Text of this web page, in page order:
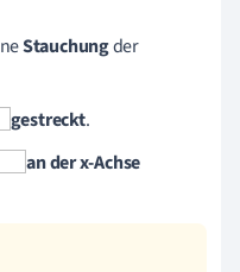
Stauchungder
gestreckt.
an der x-Achse